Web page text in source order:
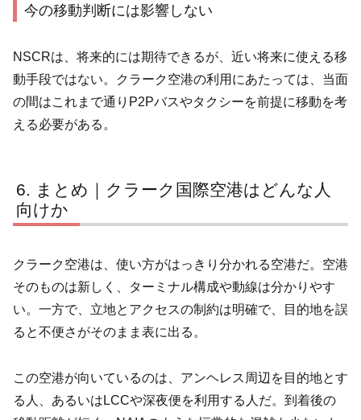
今の移動判断には影響しない
NSCRは、将来的には期待できるが、近い将来に使える移
動手段ではない。クラーク空港の利用にあたっては、当面
の間はこれまで通りP2Pバスやタクシーを前提に移動を考
える必要がある。
まとめ｜クラーク国際空港はどんな人
向けか
クラーク空港は、使い方がはっきり分かれる空港だ。空港
そのものは新しく、ターミナル構成や動線は分かりやす
い。一方で、立地とアクセスの制約は明確で、目的地を誤
ると不便さがそのまま表に出る。
この空港が向いているのは、アンヘレス周辺を目的地とす
る人、あるいはLCCや深夜便を利用する人だ。到着後の